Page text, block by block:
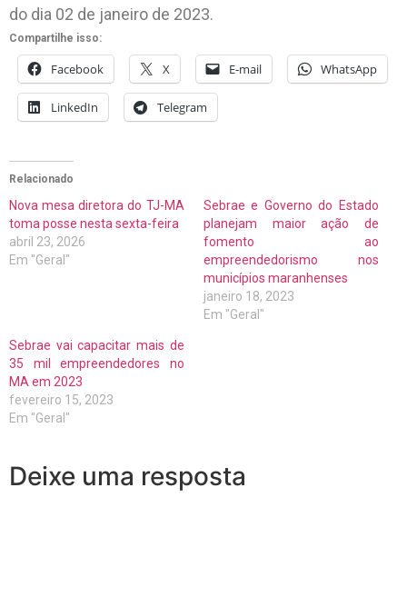
do dia 02 de janeiro de 2023.
Compartilhe isso:
Facebook X E-mail WhatsApp
LinkedIn Telegram
Relacionado
Nova mesa diretora do TJ-MA
toma posse nesta sexta-feira
abril 23, 2026
Em "Geral"
Sebrae e Governo do Estado
planejam maior ação de
fomento ao
empreendedorismo nos
municípios maranhenses
janeiro 18, 2023
Em "Geral"
Sebrae vai capacitar mais de
35 mil empreendedores no
MA em 2023
fevereiro 15, 2023
Em "Geral"
Deixe uma resposta